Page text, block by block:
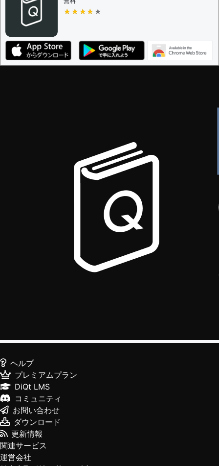
ザー
決定に必要な投票数 -
編集ガイドライン
★★★★★
★★★★★
ヘルプ
プレミアムプラン
DiQt LMS
コミュニティ
お問い合わせ
ダウンロード
更新情報
関連サービス
運営会社